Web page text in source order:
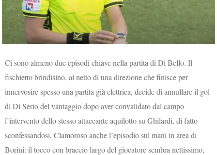
Ci sono almeno due episodi chiave nella partita di Di Bello. Il
fischietto brindisino, al netto di una direzione che finisce per
innervosire spesso una partita già elettrica, decide di annullare il gol
di Di Serio del vantaggio dopo aver convalidato dal campo
l’intervento dello stesso attaccante aquilotto su Ghilardi, di fatto
sconfessandosi. Clamoroso anche l’episodio sul mani in area di
Borini: il tocco con braccio largo del giocatore sembra nettissimo,